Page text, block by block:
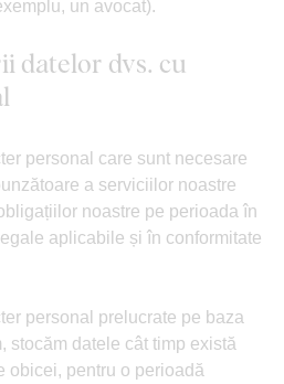
un avocat).
datelor dvs. cu
personal care sunt necesare
a serviciilor noastre
noastre pe perioada în
aplicabile și în conformitate
personal prelucrate pe baza
stocăm datele cât timp există
obicei, pentru o perioadă